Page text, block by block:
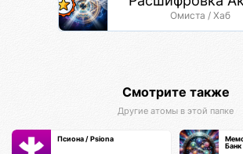
Омиста / Хаб
Смотрите также
Другие атомы в этой папке
Псиона / Psiona